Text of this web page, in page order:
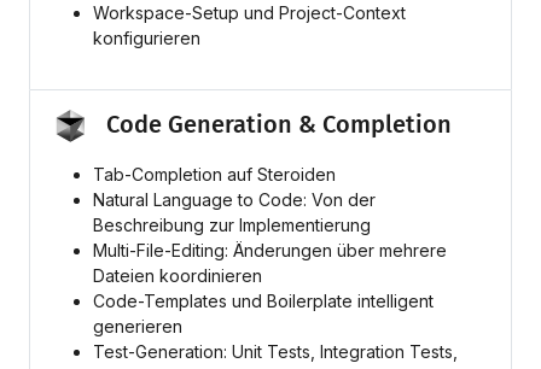
Workspace-Setup und Project-Context
konfigurieren
Code Generation & Completion
Tab-Completion auf Steroiden
Natural Language to Code: Von der
Beschreibung zur Implementierung
Multi-File-Editing: Änderungen über mehrere
Dateien koordinieren
Code-Templates und Boilerplate intelligent
generieren
Test-Generation: Unit Tests, Integration Tests,